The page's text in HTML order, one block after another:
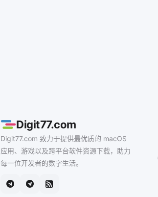
Digit77.com
Digit77.com 致力于提供最优质的 macOS
应用、游戏以及跨平台软件资源下载，助力
每一位开发者的数字生活。